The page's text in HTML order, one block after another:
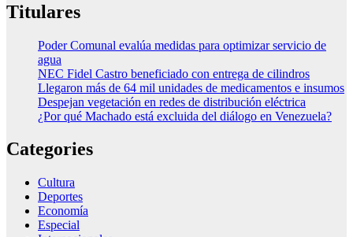
Titulares
Poder Comunal evalúa medidas para optimizar servicio de
agua
NEC Fidel Castro beneficiado con entrega de cilindros
Llegaron más de 64 mil unidades de medicamentos e insumos
Despejan vegetación en redes de distribución eléctrica
¿Por qué Machado está excluida del diálogo en Venezuela?
Categories
Cultura
Deportes
Economía
Especial